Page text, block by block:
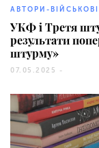
АВТОРИ-ВІЙСЬКОВІ
УКФ і Третя
результати
штурму»
07.05.2025 -